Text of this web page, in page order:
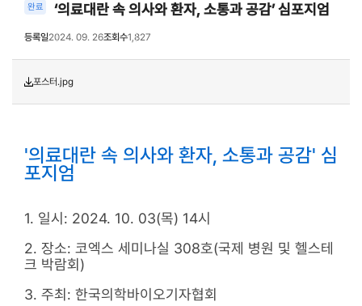
완료 ‘의료대란 속 의사와 환자, 소통과 공감’ 심포지엄
등록일2024. 09. 26조회수1,827
포스터.jpg
'의료대란 속 의사와 환자, 소통과 공감' 심
포지엄
1. 일시: 2024. 10. 03(목) 14시
2. 장소: 코엑스 세미나실 308호(국제 병원 및 헬스테
크 박람회)
3. 주최: 한국의학바이오기자협회